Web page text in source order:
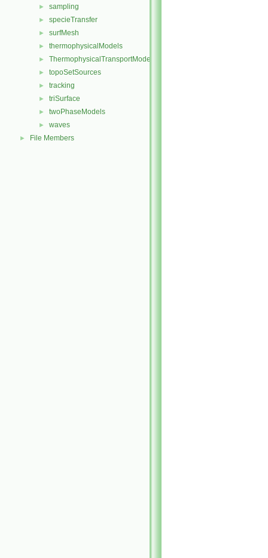
► sampling
► specieTransfer
► surfMesh
► thermophysicalModels
► ThermophysicalTransportModels
► topoSetSources
► tracking
► triSurface
► twoPhaseModels
► waves
► File Members